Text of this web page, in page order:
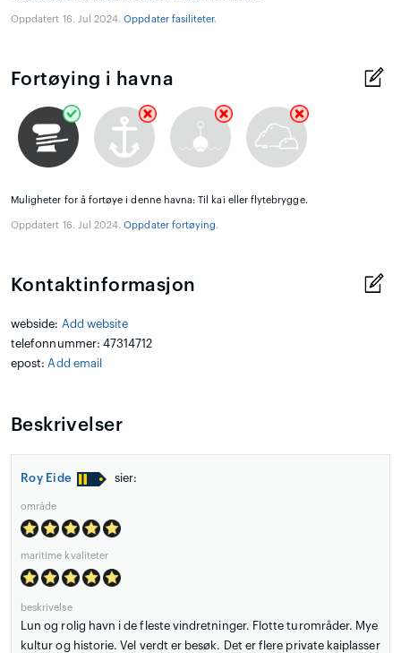
Oppdatert 16. Jul 2024.Oppdater fasiliteter.
Fortøying i havna
Muligheter for å fortøye i denne havna: Til kai eller flytebrygge.
Oppdatert 16. Jul 2024.Oppdater fortøying.
Kontaktinformasjon
webside: Add website
telefonnummer: 47314712
epost: Add email
Beskrivelser
Roy Eide sier:
område
maritime kvaliteter
beskrivelse
Lun og rolig havn i de fleste vindretninger. Flotte turområder. Mye
kultur og historie. Vel verdt er besøk. Det er flere private kaiplasser